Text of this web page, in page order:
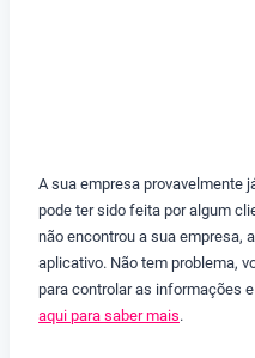
A sua empresa provavelmente
pode ter sido feita por algum
não encontrou a sua empresa,
aplicativo. Não tem problema,
para controlar as informações
aqui para saber mais.